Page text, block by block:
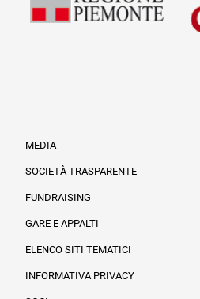
MEDIA
SOCIETÀ TRASPARENTE
FUNDRAISING
GARE E APPALTI
ELENCO SITI TEMATICI
INFORMATIVA PRIVACY